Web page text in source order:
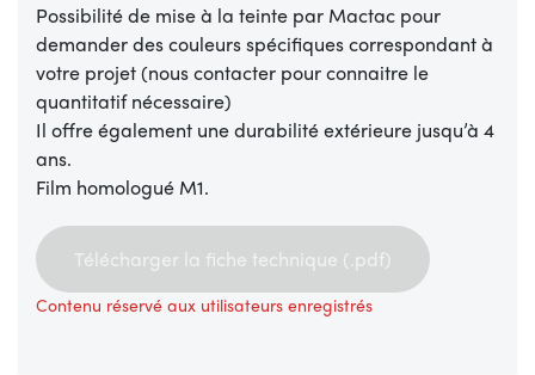
Possibilité de mise à la teinte par Mactac pour
demander des couleurs spécifiques correspondant à
votre projet (nous contacter pour connaitre le
quantitatif nécessaire)
Il offre également une durabilité extérieure jusqu’à 4
ans.
Film homologué M1.
Télécharger la fiche technique (.pdf)
Contenu réservé aux utilisateurs enregistrés